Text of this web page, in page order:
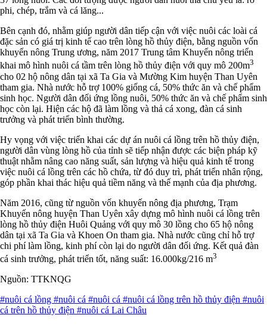
phi, chép, trắm và cá lăng...
Bên cạnh đó, nhằm giúp người dân tiếp cận với việc nuôi các loài cá
đặc sản có giá trị kinh tế cao trên lòng hồ thủy điện, bằng nguồn vốn
khuyến nông Trung ương, năm 2017 Trung tâm Khuyến nông triển
khai mô hình nuôi cá tầm trên lòng hồ thủy điện với quy mô 200m3
cho 02 hộ nông dân tại xã Ta Gia và Mường Kim huyện Than Uyên
tham gia. Nhà nước hỗ trợ 100% giống cá, 50% thức ăn và chế phẩm
sinh học. Người dân đối ứng lồng nuôi, 50% thức ăn và chế phẩm sinh
học còn lại. Hiện các hộ đã làm lồng và thả cá xong, đàn cá sinh
trưởng và phát triển bình thường.
Hy vọng với việc triển khai các dự án nuôi cá lồng trên hồ thủy điện,
người dân vùng lòng hồ của tỉnh sẽ tiếp nhận được các biện pháp kỹ
thuật nhằm nâng cao năng suất, sản lượng và hiệu quả kinh tế trong
việc nuôi cá lồng trên các hồ chứa, từ đó duy trì, phát triển nhân rộng,
góp phần khai thác hiệu quả tiềm năng và thế mạnh của địa phương.
Năm 2016, cũng từ nguồn vốn khuyến nông địa phương, Trạm
Khuyến nông huyện Than Uyên xây dựng mô hình nuôi cá lồng trên
lòng hồ thủy điện Huôi Quảng với quy mô 30 lồng cho 65 hộ nông
dân tại xã Ta Gia và Khoen On tham gia. Nhà nước cũng chỉ hỗ trợ
chi phí làm lồng, kinh phí còn lại do người dân đối ứng. Kết quả đàn
cá sinh trưởng, phát triển tốt, năng suất: 16.000kg/216 m3
Nguồn: TTKNQG
#nuôi cá lồng #nuôi cá #nuôi cá #nuôi cá lồng trên hồ thủy điện #nuôi
cá trên hồ thủy điện #nuôi cá Lai Châu